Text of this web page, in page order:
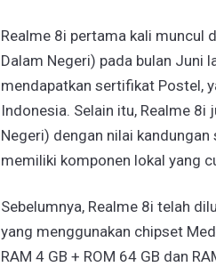
Realme 8i pertama kali muncul
Dalam Negeri) pada bulan Juni
mendapatkan sertifikat Postel,
Indonesia. Selain itu, Realme
Negeri) dengan nilai
memiliki komponen lokal yang
Sebelumnya, Realme 8i telah
yang menggunakan chipset
RAM 4 GB + ROM 64 GB dan